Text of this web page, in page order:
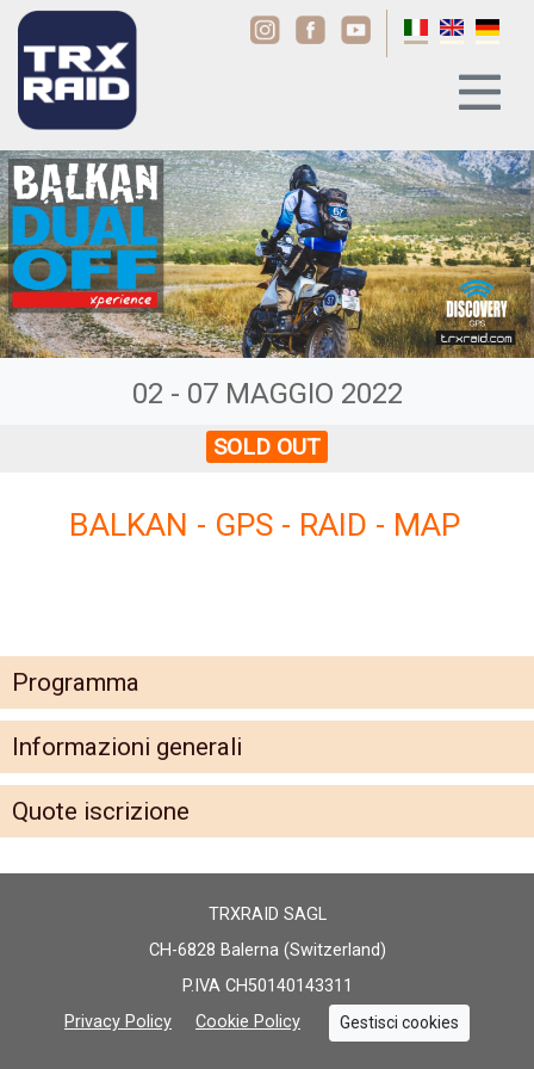
02 - 07 MAGGIO 2022
SOLD OUT
BALKAN - GPS - RAID - MAP
Programma
Informazioni generali
Quote iscrizione
TRXRAID SAGL
CH-6828 Balerna (Switzerland)
P.IVA CH50140143311
Privacy Policy
Cookie Policy Gestisci cookies